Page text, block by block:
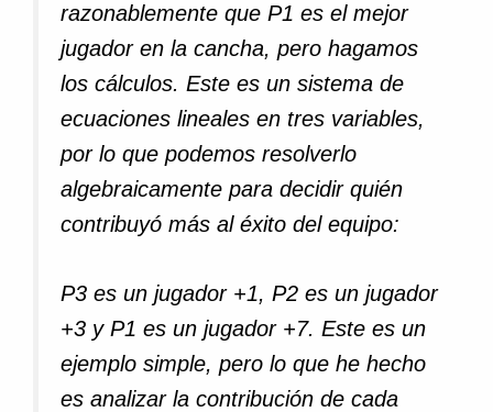
razonablemente que P1 es el mejor
jugador en la cancha, pero hagamos
los cálculos. Este es un sistema de
ecuaciones lineales en tres variables,
por lo que podemos resolverlo
algebraicamente para decidir quién
contribuyó más al éxito del equipo:
P3 es un jugador +1, P2 es un jugador
+3 y P1 es un jugador +7. Este es un
ejemplo simple, pero lo que he hecho
es analizar la contribución de cada